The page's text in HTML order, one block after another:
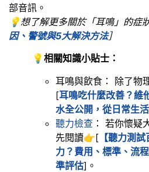
部音訊。
💡想了解更多關於「耳鳴」的症
因、警號與5大解決方法］
💡 相關知識小貼士：
耳鳴與飲食： 除了物
[耳鳴吃什麼改善？維
水全公開，從日常生
聽力檢查 ： 若你懷疑
先閱讀👉[ 【聽力測
力？費用、標準、流
準評估]。